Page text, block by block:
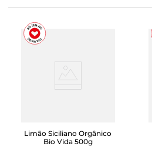
Limão Siciliano Orgânico
Bio Vida 500g